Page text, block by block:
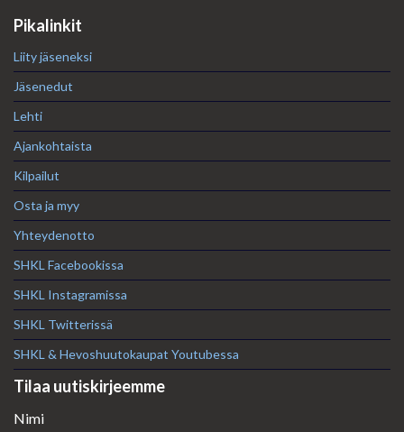
Pikalinkit
Liity jäseneksi
Jäsenedut
Lehti
Ajankohtaista
Kilpailut
Osta ja myy
Yhteydenotto
SHKL Facebookissa
SHKL Instagramissa
SHKL Twitterissä
SHKL & Hevoshuutokaupat Youtubessa
Tilaa uutiskirjeemme
Nimi